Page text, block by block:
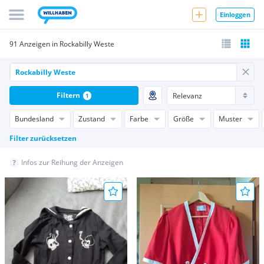
Einloggen
91 Anzeigen in Rockabilly Weste
Bundesland Zustand Farbe Größe
Muster
Filter zurücksetzen
Filtern 1
Infos zur Reihung der Anzeigen